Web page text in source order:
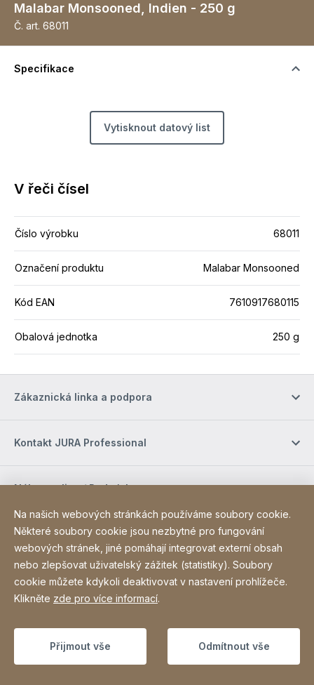
Malabar Monsooned, Indien - 250 g
Č. art. 68011
Specifikace
Vytisknout datový list
V řeči čísel
Číslo výrobku 68011
Označení produktu Malabar Monsooned
Kód EAN 7610917680115
Obalová jednotka 250 g
Zákaznická linka a podpora
Kontakt JURA Professional
Nákup online / Podmínky
Sociální média
Site Web
[Website information]
Poděkování Sitemap
Copyright © 2026
Na našich webových stránkách používáme soubory cookie.
Některé soubory cookie jsou nezbytné pro fungování
webových stránek, jiné pomáhají integrovat externí obsah
nebo zlepšovat uživatelský zážitek (statistiky). Soubory
cookie můžete kdykoli deaktivovat v nastavení prohlížeče.
Klikněte zde pro více informací.
Přijmout vše Odmítnout vše